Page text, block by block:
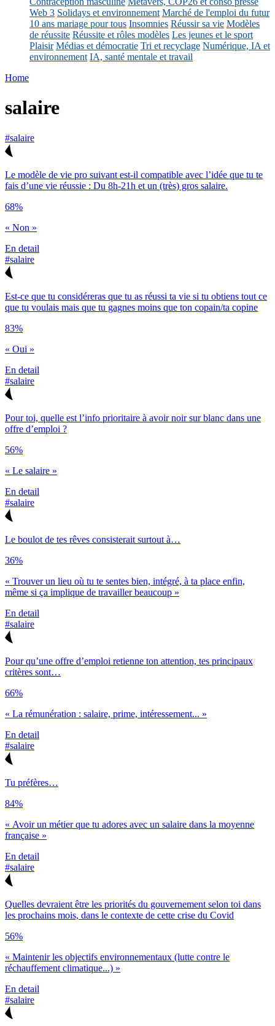
Web 3 Solidays et environnement Marché de l'emploi du futur
10 ans mariage pour tous Insomnies Réussir sa vie Modèles
de réussite Réussite et rôles modèles Les jeunes et le sport
Plaisir Médias et démocratie Tri et recyclage Numérique, IA et
environnement IA, santé mentale et travail
Home
salaire
#salaire
Le modèle de vie pro suivant est-il compatible avec l’idée que tu te
fais d’une vie réussie : Du 8h-21h et un (très) gros salaire.
68%
« Non »
En detail
#salaire
Est-ce que tu considéreras que tu as réussi ta vie si tu obtiens tout ce
que tu voulais mais que tu gagnes moins que ton copain/ta copine
83%
« Oui »
En detail
#salaire
Pour toi, quelle est l’info prioritaire à avoir noir sur blanc dans une
offre d’emploi ?
56%
« Le salaire »
En detail
#salaire
Le boulot de tes rêves consisterait surtout à…
36%
« Trouver un lieu où tu te sentes bien, intégré, à ta place enfin,
même si ça implique de travailler beaucoup »
En detail
#salaire
Pour qu’une offre d’emploi retienne ton attention, tes principaux
critères sont…
66%
« La rémunération : salaire, prime, intéressement... »
En detail
#salaire
Tu préfères…
84%
« Avoir un métier que tu adores avec un salaire dans la moyenne
française »
En detail
#salaire
Quelles devraient être les priorités du gouvernement selon toi dans
les prochains mois, dans le contexte de cette crise du Covid
56%
« Maintenir les objectifs environnementaux (lutte contre le
réchauffement climatique...) »
En detail
#salaire